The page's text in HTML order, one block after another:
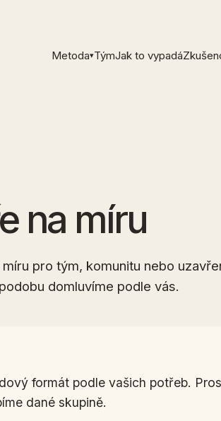
Metoda▾TýmJak to vypadá
na míru
pro tým, komunitu nebo
domluvíme podle vás.
formát podle vašich potřeb.
dané skupině.